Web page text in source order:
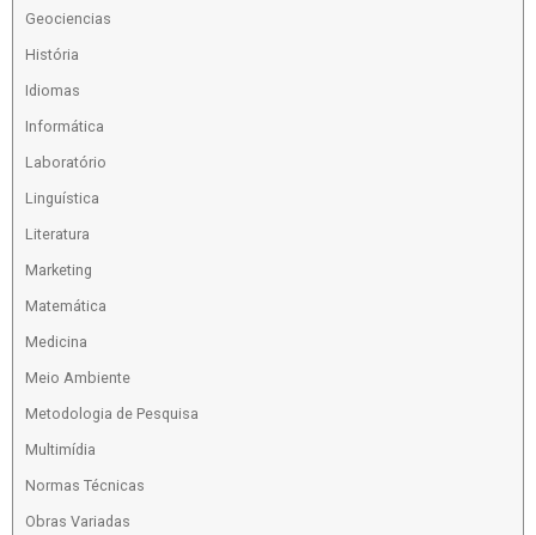
Geociencias
História
Idiomas
Informática
Laboratório
Linguística
Literatura
Marketing
Matemática
Medicina
Meio Ambiente
Metodologia de Pesquisa
Multimídia
Normas Técnicas
Obras Variadas